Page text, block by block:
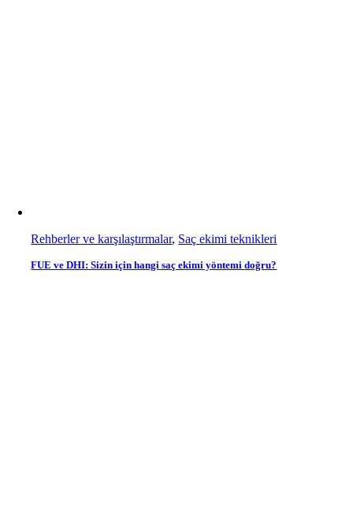
Rehberler ve karşılaştırmalar, Saç ekimi teknikleri
FUE ve DHI: Sizin için hangi saç ekimi yöntemi doğru?